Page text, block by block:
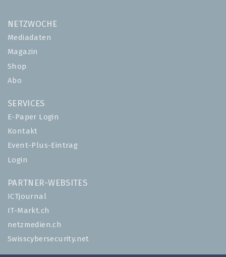
NETZWOCHE
Mediadaten
Magazin
Shop
Abo
SERVICES
E-Paper Login
Kontakt
Event-Plus-Eintrag
Login
PARTNER-WEBSITES
ICTjournal
IT-Markt.ch
netzmedien.ch
Swisscybersecurity.net